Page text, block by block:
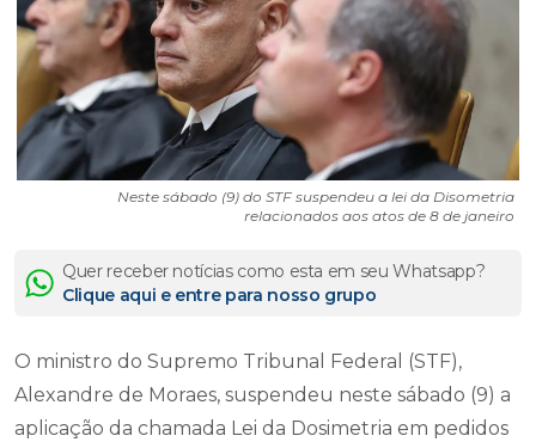
Neste sábado (9) do STF suspendeu a lei da Disometria
relacionados aos atos de 8 de janeiro
Quer receber notícias como esta em seu Whatsapp?
Clique aqui e entre para nosso grupo
O ministro do Supremo Tribunal Federal (STF),
Alexandre de Moraes, suspendeu neste sábado (9) a
aplicação da chamada Lei da Dosimetria em pedidos